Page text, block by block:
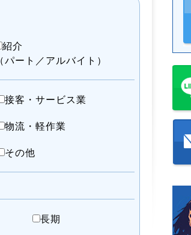
紹介
（パート／アルバイト）
接客・サービス業
物流・軽作業
その他
長期